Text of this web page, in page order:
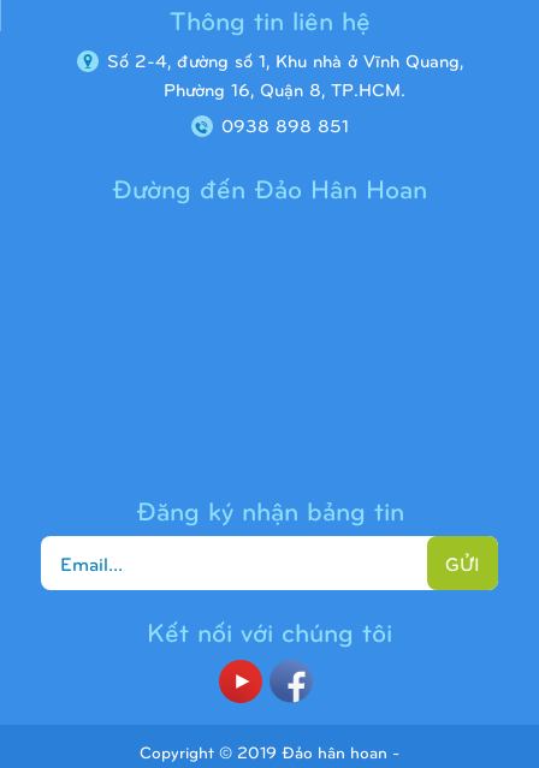
Cầu trượt liên hoàn 9H1225
Thông tin liên hệ
Số 2-4, đường số 1, Khu nhà ở Vĩnh Quang,
Phường 16, Quận 8, TP.HCM.
0938 898 851
Đường đến Đảo Hân Hoan
Đăng ký nhận bảng tin
GỬI
Kết nối với chúng tôi
Copyright © 2019 Đảo hân hoan -